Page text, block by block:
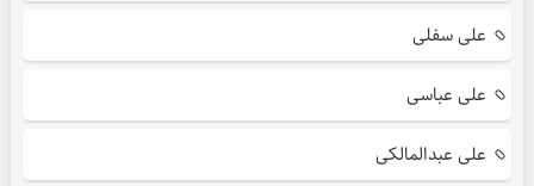
علی سفلی
علی عباسی
علی عبدالمالکی